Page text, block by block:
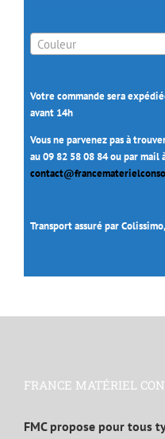
Couleur
Votre commande sera
avant 14h
Vous ne parvenez pas à
au 09 82 58 08 84 ou par mail
Transport assuré par
FRANCE MATÉRIEL
FMC propose pour tous